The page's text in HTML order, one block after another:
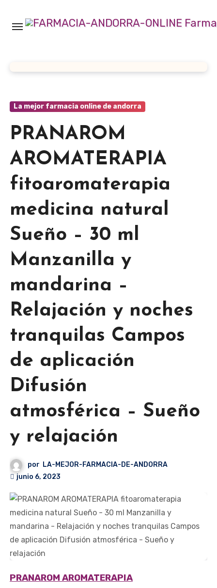
contenido
La mejor farmacia online de andorra
PRANAROM
AROMATERAPIA
fitoaromaterapia
medicina natural
Sueño – 30 ml
Manzanilla y
mandarina –
Relajación y noches
tranquilas Campos
de aplicación
Difusión
atmosférica – Sueño
y relajación
por LA-MEJOR-FARMACIA-DE-ANDORRA
junio 6, 2023
PRANAROM AROMATERAPIA